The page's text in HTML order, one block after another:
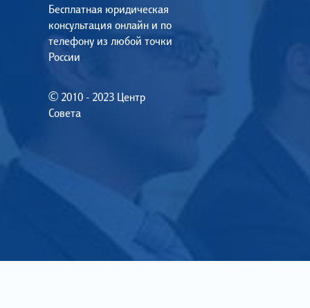
Бесплатная юридическая
консультация онлайн и по
телефону из любой точки
России
© 2010 - 2023 Центр
Совета